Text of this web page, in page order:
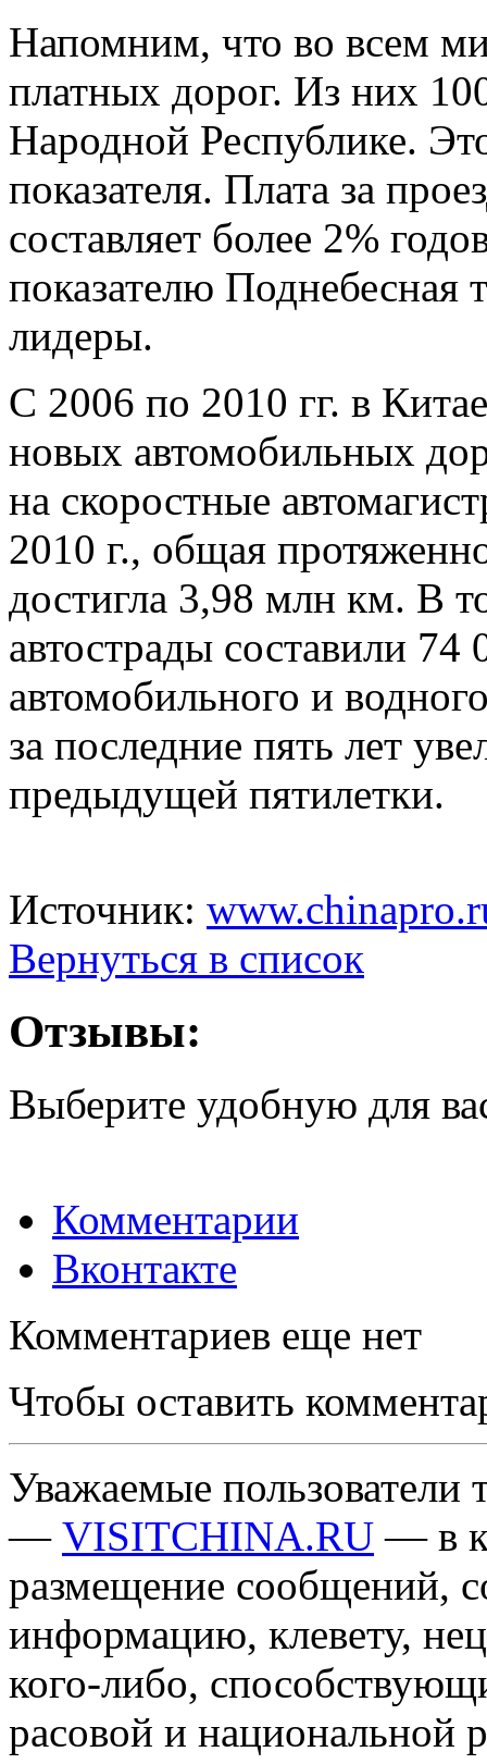
Напомним, что во всем
платных дорог. Из них
Народной Республике.
показателя. Плата за
составляет более 2%
показателю Поднебесная
лидеры.
С 2006 по 2010 гг. в
новых автомобильных
на скоростные
2010 г., общая
достигла 3,98 млн км. В
автострады составили 74
автомобильного и
за последние пять лет
предыдущей пятилетки.
Источник:
Вернуться в список
Отзывы:
Выберите удобную для
Комментарии
Вконтакте
Комментариев еще нет
Чтобы оставить
Уважаемые пользователи
— VISITCHINA.RU — в
размещение сообщений,
информацию, клевету,
кого-либо,
расовой и национальной